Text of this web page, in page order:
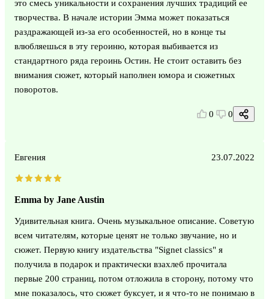
это смесь уникальности и сохранения лучших традиций ее
творчества. В начале истории Эмма может показаться
раздражающей из-за его особенностей, но в конце ты
влюбляешься в эту героиню, которая выбивается из
стандартного ряда героинь Остин. Не стоит оставить без
внимания сюжет, который наполнен юмора и сюжетных
поворотов.
0 0
Евгения 23.07.2022
Emma by Jane Austin
Удивительная книга. Очень музыкальное описание. Советую
всем читателям, которые ценят не только звучание, но и
сюжет. Первую книгу издательства "Signet classics" я
получила в подарок и практически взахлеб прочитала
первые 200 страниц, потом отложила в сторону, потому что
мне показалось, что сюжет буксует, и я что-то не понимаю в